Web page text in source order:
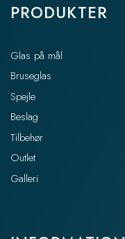
PRODUKTER
Glas på mål
Bruseglas
Spejle
Beslag
Tilbehør
Outlet
Galleri